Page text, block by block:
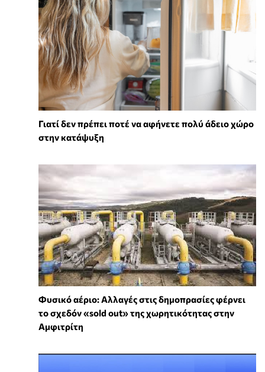
Γιατί δεν πρέπει ποτέ να αφήνετε πολύ άδειο χώρο
στην κατάψυξη
Φυσικό αέριο: Αλλαγές στις δημοπρασίες φέρνει
το σχεδόν «sold out» της χωρητικότητας στην
Αμφιτρίτη